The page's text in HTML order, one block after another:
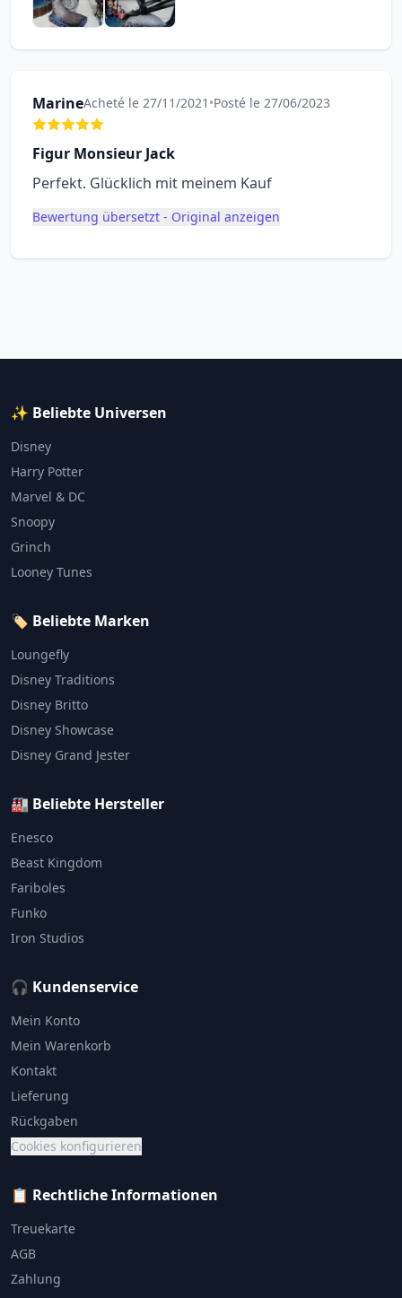
MarineAcheté le 27/11/2021 •Posté le 27/06/2023
Figur Monsieur Jack
Perfekt. Glücklich mit meinem Kauf
Bewertung übersetzt - Original anzeigen
✨ Beliebte Universen
Disney
Harry Potter
Marvel & DC
Snoopy
Grinch
Looney Tunes
🏷️ Beliebte Marken
Loungefly
Disney Traditions
Disney Britto
Disney Showcase
Disney Grand Jester
🏭 Beliebte Hersteller
Enesco
Beast Kingdom
Fariboles
Funko
Iron Studios
🎧 Kundenservice
Mein Konto
Mein Warenkorb
Kontakt
Lieferung
Rückgaben
Cookies konfigurieren
📋 Rechtliche Informationen
Treuekarte
AGB
Zahlung